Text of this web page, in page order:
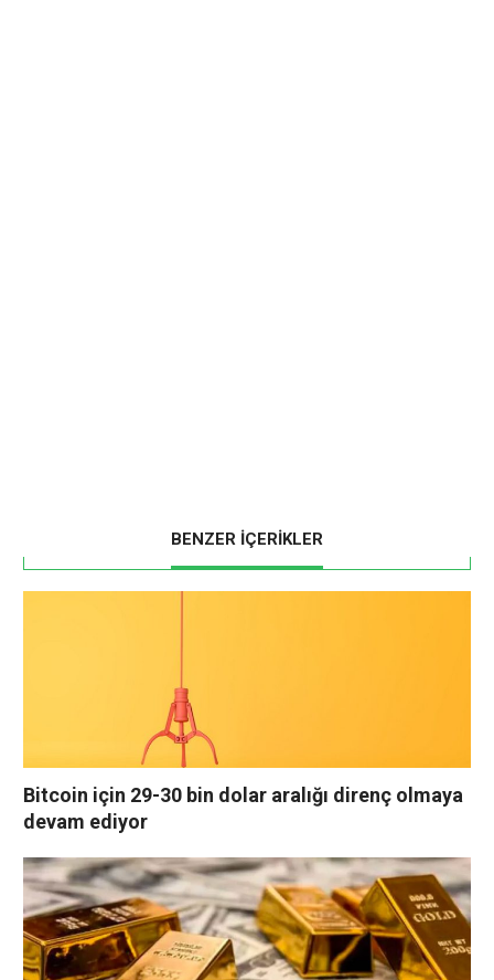
BENZER İÇERİKLER
Bitcoin için 29-30 bin dolar aralığı direnç olmaya
devam ediyor